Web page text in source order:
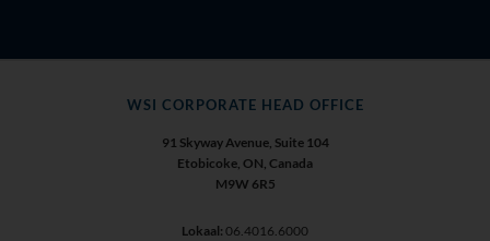
WSI CORPORATE HEAD OFFICE
91 Skyway Avenue, Suite 104
Etobicoke, ON, Canada
M9W 6R5
Lokaal: 06.4016.6000